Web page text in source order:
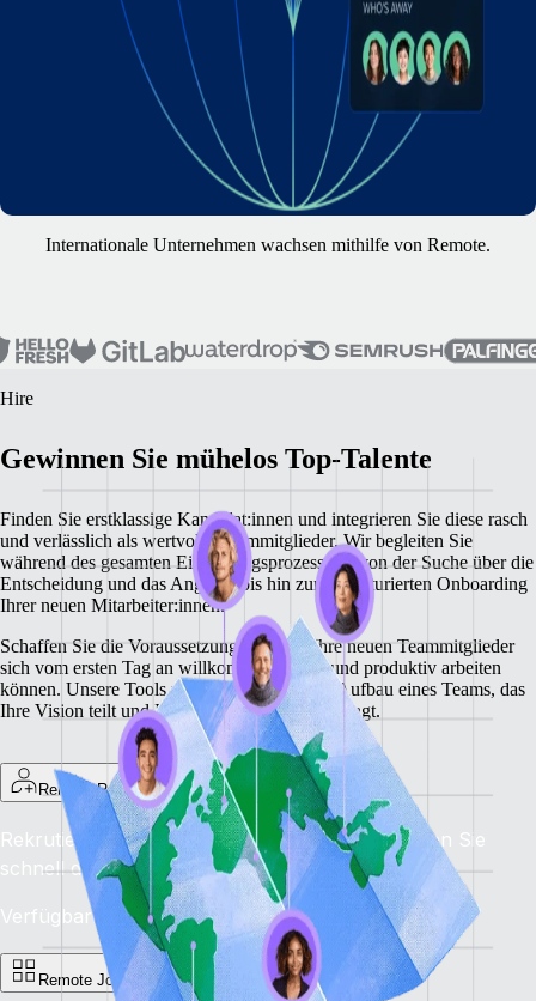
Internationale Unternehmen wachsen mithilfe von Remote.
Hire
Gewinnen Sie mühelos Top‑Talente
Finden Sie erstklassige Kandidat:innen und integrieren Sie diese rasch
und verlässlich als wertvolle Teammitglieder. Wir begleiten Sie
während des gesamten Einstellungsprozesses – von der Suche über die
Entscheidung und das Angebot bis hin zum strukturierten Onboarding
Ihrer neuen Mitarbeiter:innen.
Schaffen Sie die Voraussetzungen, damit Ihre neuen Teammitglieder
sich vom ersten Tag an willkommen fühlen und produktiv arbeiten
können. Unsere Tools unterstützen Sie beim Aufbau eines Teams, das
Ihre Vision teilt und Ihr Unternehmen voranbringt.
Remote Recruit
Rekrutieren Sie überall die besten Talente: Finden Sie
schnell die passenden Kandidat:innen.
Verfügbarkeit: Jetzt
Remote Jobbörse